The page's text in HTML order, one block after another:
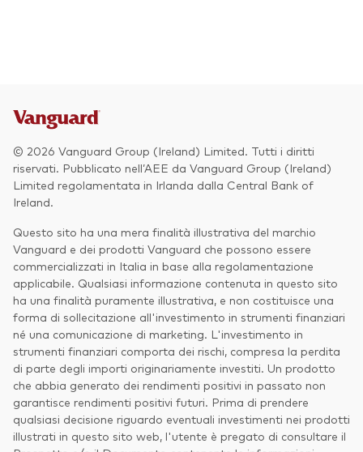
Attiva
Passiva
Documenti importanti
Investi con Vanguard
Prevenzione delle frodi
© 2026 Vanguard Group (Ireland) Limited. Tutti i diritti
riservati. Pubblicato nell’AEE da Vanguard Group (Ireland)
Limited regolamentata in Irlanda dalla Central Bank of
Ireland.
Questo sito ha una mera finalità illustrativa del marchio
Vanguard e dei prodotti Vanguard che possono essere
commercializzati in Italia in base alla regolamentazione
applicabile. Qualsiasi informazione contenuta in questo sito
ha una finalità puramente illustrativa, e non costituisce una
forma di sollecitazione all'investimento in strumenti finanziari
né una comunicazione di marketing. L'investimento in
strumenti finanziari comporta dei rischi, compresa la perdita
di parte degli importi originariamente investiti. Un prodotto
che abbia generato dei rendimenti positivi in passato non
garantisce rendimenti positivi futuri. Prima di prendere
qualsiasi decisione riguardo eventuali investimenti nei prodotti
illustrati in questo sito web, l'utente è pregato di consultare il